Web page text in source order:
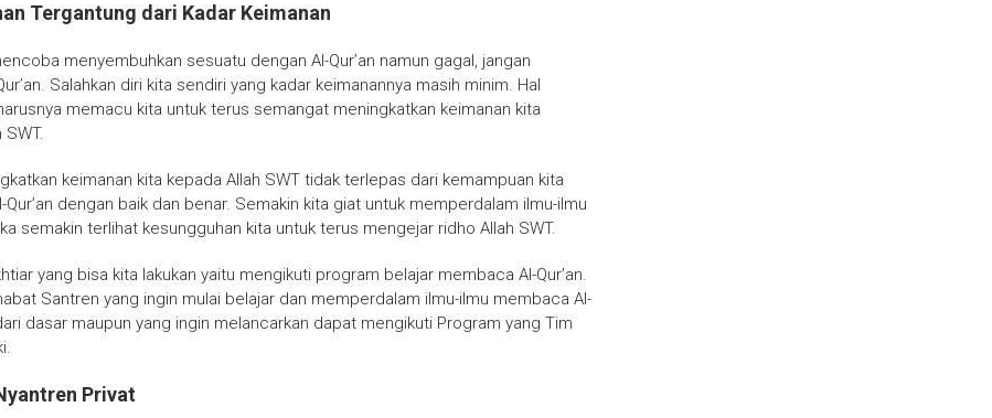
Tergantung dari Kadar Keimanan
menyembuhkan sesuatu dengan Al-Qur’an namun gagal, jangan
Salahkan diri kita sendiri yang kadar keimanannya masih minim. Hal
memacu kita untuk terus semangat meningkatkan keimanan kita
SWT.
keimanan kita kepada Allah SWT tidak terlepas dari kemampuan kita
Qur’an dengan baik dan benar. Semakin kita giat untuk memperdalam ilmu-ilmu
semakin terlihat kesungguhan kita untuk terus mengejar ridho Allah SWT.
yang bisa kita lakukan yaitu mengikuti program belajar membaca Al-Qur’an.
Santren yang ingin mulai belajar dan memperdalam ilmu-ilmu membaca Al-
dasar maupun yang ingin melancarkan dapat mengikuti Program yang Tim
Privat